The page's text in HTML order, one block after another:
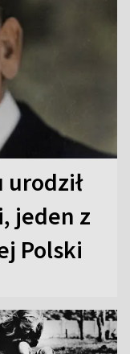
urodził
jeden z
Polski